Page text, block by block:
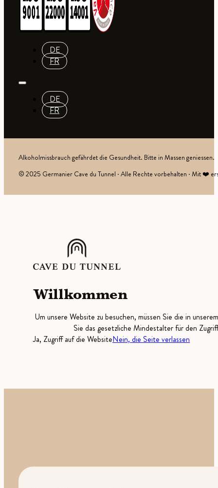
DE
FR
DE
FR
Alkoholmissbrauch gefährdet die Gesundheit. Bitte in Massen geniessen.
© 2025 Germanier Cave du Tunnel · Alle Rechte vorbehalten · Mit ❤️
Willkommen
Um unsere Website zu besuchen, müssen Sie die in
Sie das gesetzliche Mindestalter für den
Ja, Zugriff auf die WebsiteNein, die Seite verlassen